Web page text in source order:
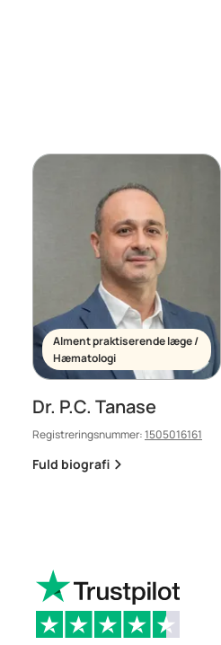
Alment praktiserende læge /
Hæmatologi
Dr. P.C. Tanase
Registreringsnummer:1505016161
Fuld biografi